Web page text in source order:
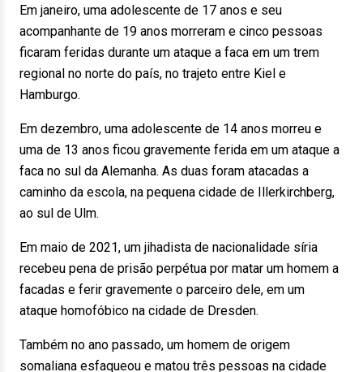
Em janeiro, uma adolescente de 17 anos e seu
acompanhante de 19 anos morreram e cinco pessoas
ficaram feridas durante um ataque a faca em um trem
regional no norte do país, no trajeto entre Kiel e
Hamburgo.
Em dezembro, uma adolescente de 14 anos morreu e
uma de 13 anos ficou gravemente ferida em um ataque a
faca no sul da Alemanha. As duas foram atacadas a
caminho da escola, na pequena cidade de Illerkirchberg,
ao sul de Ulm.
Em maio de 2021, um jihadista de nacionalidade síria
recebeu pena de prisão perpétua por matar um homem a
facadas e ferir gravemente o parceiro dele, em um
ataque homofóbico na cidade de Dresden.
Também no ano passado, um homem de origem
somaliana esfaqueou e matou três pessoas na cidade